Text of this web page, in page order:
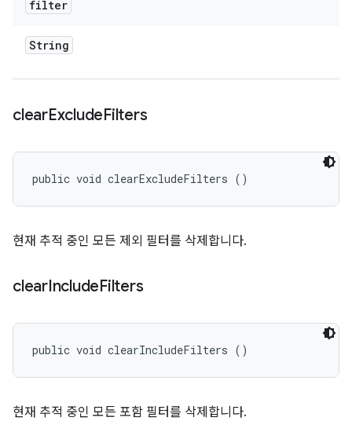
filter
String
clearExcludeFilters
public void clearExcludeFilters ()
현재 추적 중인 모든 제외 필터를 삭제합니다.
clearIncludeFilters
public void clearIncludeFilters ()
현재 추적 중인 모든 포함 필터를 삭제합니다.